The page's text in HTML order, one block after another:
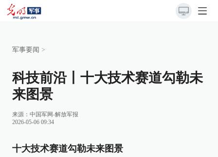
军事要闻 >
科技前沿丨十大技术赛道勾勒未
来图景
来源： 中国军网-解放军报
2026-05-06 09:34
十大技术赛道勾勒未来图景